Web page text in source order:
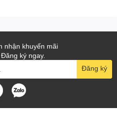
nhận khuyến mãi
ký ngay.
Đăng ký